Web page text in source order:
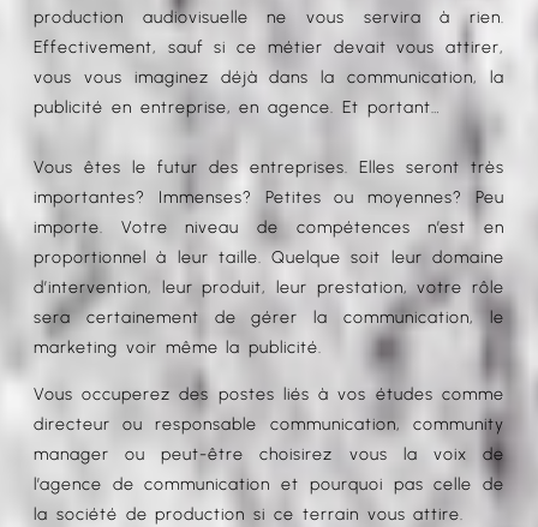
production audiovisuelle ne vous servira à rien.
Effectivement, sauf si ce métier devait vous attirer,
vous vous imaginez déjà dans la communication, la
publicité en entreprise, en agence. Et portant…
Vous êtes le futur des entreprises. Elles seront très
importantes? Immenses? Petites ou moyennes? Peu
importe. Votre niveau de compétences n’est en
proportionnel à leur taille. Quelque soit leur domaine
d’intervention, leur produit, leur prestation, votre rôle
sera certainement de gérer la communication, le
marketing voir même la publicité.
Vous occuperez des postes liés à vos études comme
directeur ou responsable communication, community
manager ou peut-être choisirez vous la voix de
l’agence de communication et pourquoi pas celle de
la société de production si ce terrain vous attire.